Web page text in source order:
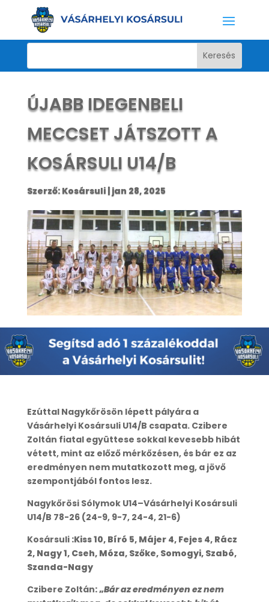
ÚJABB IDEGENBELI
MECCSET JÁTSZOTT A
KOSÁRSULI U14/B
Szerző: Kosársuli| jan 28, 2025
Ezúttal Nagykőrösön lépett pályára a
Vásárhelyi Kosársuli U14/B csapata. Czibere
Zoltán fiatal együttese sokkal kevesebb hibát
vétett, mint az előző mérkőzésen, és bár ez az
eredményen nem mutatkozott meg, a jövő
szempontjából fontos lesz.
Nagykőrösi Sólymok U14–Vásárhelyi Kosársuli
U14/B 78-26 (24-9, 9-7, 24-4, 21-6)
Kosársuli:Kiss 10, Bíró 5, Májer 4, Fejes 4, Rácz
2, Nagy 1, Cseh, Móza, Szőke, Somogyi, Szabó,
Szanda-Nagy
Czibere Zoltán: „Bár az eredményen ez nem